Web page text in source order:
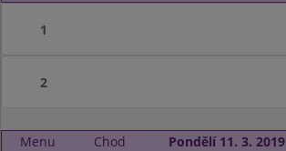
1
2
Menu Chod
Pondělí 11. 3. 2019